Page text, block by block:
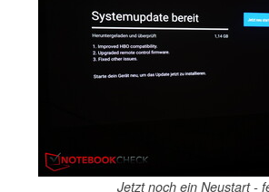
Jetzt noch ein Neustart -